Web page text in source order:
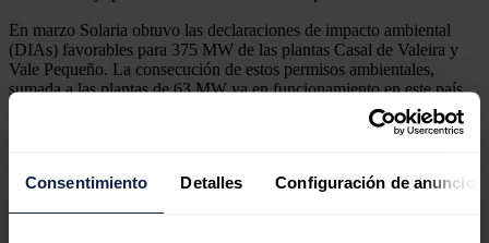
Consentimiento Detalles Configuración de anuncios
En marzo Solaria obtuvo las declaraciones de impacto ambiental
(DIAs) favorables para 375 MW de las plantas Casal de Valeira y
Vale Pequeño. La consecución de estos permisos ambientales,
sumada a las plantas de 63 MW ya en funcionamiento en este país,
Para el desarrollo de estos nuevos proyectos de 375 MW, junto con
otros planes que se desarrollarán en